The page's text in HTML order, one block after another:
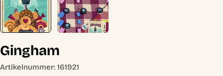
Gingham
Artikelnummer: 161921